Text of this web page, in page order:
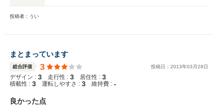
投稿者：うい
まとまっています
総合評価 3 投稿日： 2013年03 月28日
デザイン : 3 走行性 : 3 居住性 : 3
積載性 : 3 運転しやすさ : 3 維持費 : -
良かった点